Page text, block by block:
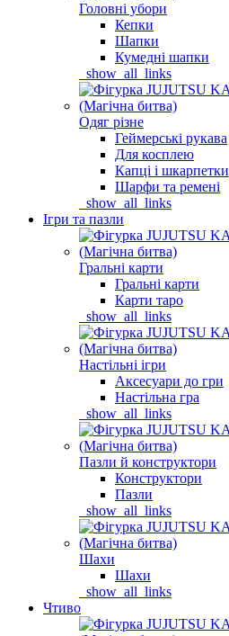
Головні убори
Кепки
Шапки
Кумедні шапки
_show_all_links
Одяг різне
Геймерські рукава
Для косплею
Капці і шкарпетки
Шарфи та ремені
_show_all_links
Ігри та пазли
Гральні карти
Гральні карти
Карти таро
_show_all_links
Настільні ігри
Аксесуари до гри
Настільна гра
_show_all_links
Пазли й конструктори
Конструктори
Пазли
_show_all_links
Шахи
Шахи
_show_all_links
Чтиво